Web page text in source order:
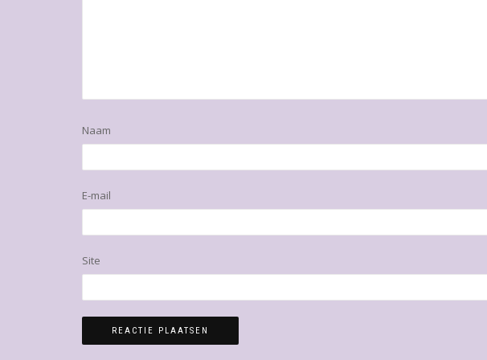
Naam
E-mail
Site